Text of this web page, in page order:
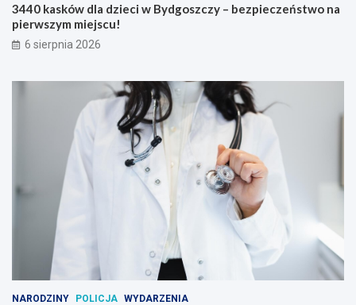
3440 kasków dla dzieci w Bydgoszczy – bezpieczeństwo na
pierwszym miejscu!
6 sierpnia 2026
NARODZINY POLICJA WYDARZENIA